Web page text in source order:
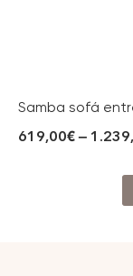
Samba sofá
619,00€–